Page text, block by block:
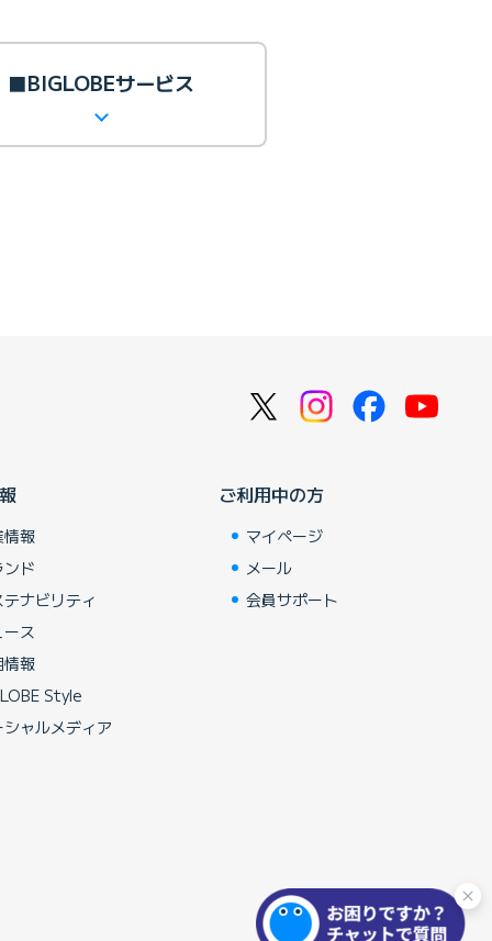
■BIGLOBEサービス
情報
ンド
ナビリティ
ス
情報
Style
シャルメディア
ご利用中の方
マイページ
メール
会員サポート